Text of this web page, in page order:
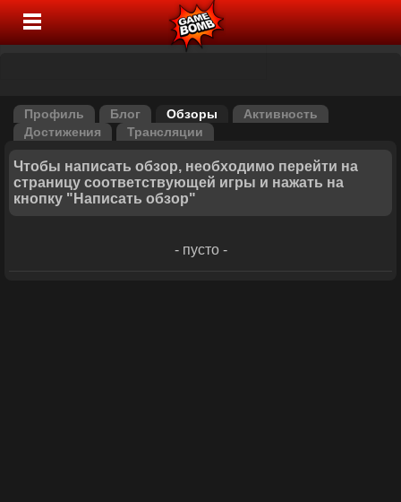
Профиль Блог Обзоры
Активность
Достижения
Трансляции
Чтобы написать обзор, необходимо перейти на
страницу соответствующей игры и нажать на
кнопку "Написать обзор"
- пусто -